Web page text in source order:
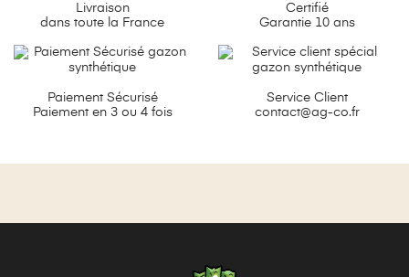
Livraison
dans toute la France
Certifié
Garantie 10 ans
Paiement Sécurisé
Paiement en 3 ou 4 fois
Service Client
contact@ag-co.fr